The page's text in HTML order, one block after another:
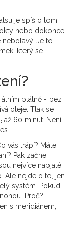
je spíš o tom,
nebo dokonce
nebolavý. Je to
který se
plátně - bez
oleje. Tlak se
až 60 minut. Není
vás trápí? Máte
Pak začne
nejvíce napjaté
Ale nejde o to, jen
systém. Pokud
Proč?
s meridiánem,